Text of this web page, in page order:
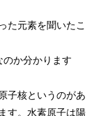
た元素を聞いたこ
か分かります
子核というのがあ
す。水素原子は陽